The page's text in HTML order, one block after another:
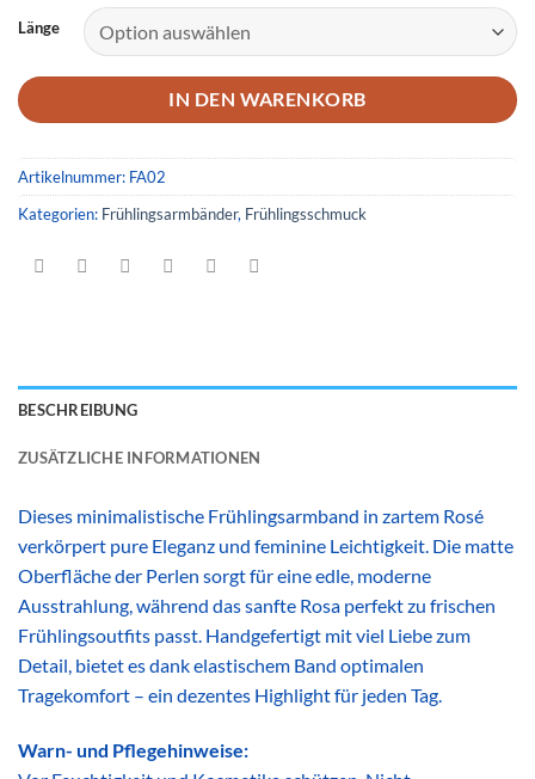
Länge
IN DEN WARENKORB
Artikelnummer: FA02
Kategorien: Frühlingsarmbänder, Frühlingsschmuck
BESCHREIBUNG
ZUSÄTZLICHE INFORMATIONEN
Dieses minimalistische Frühlingsarmband in zartem Rosé
verkörpert pure Eleganz und feminine Leichtigkeit. Die matte
Oberfläche der Perlen sorgt für eine edle, moderne
Ausstrahlung, während das sanfte Rosa perfekt zu frischen
Frühlingsoutfits passt. Handgefertigt mit viel Liebe zum
Detail, bietet es dank elastischem Band optimalen
Tragekomfort – ein dezentes Highlight für jeden Tag.
Warn- und Pflegehinweise: